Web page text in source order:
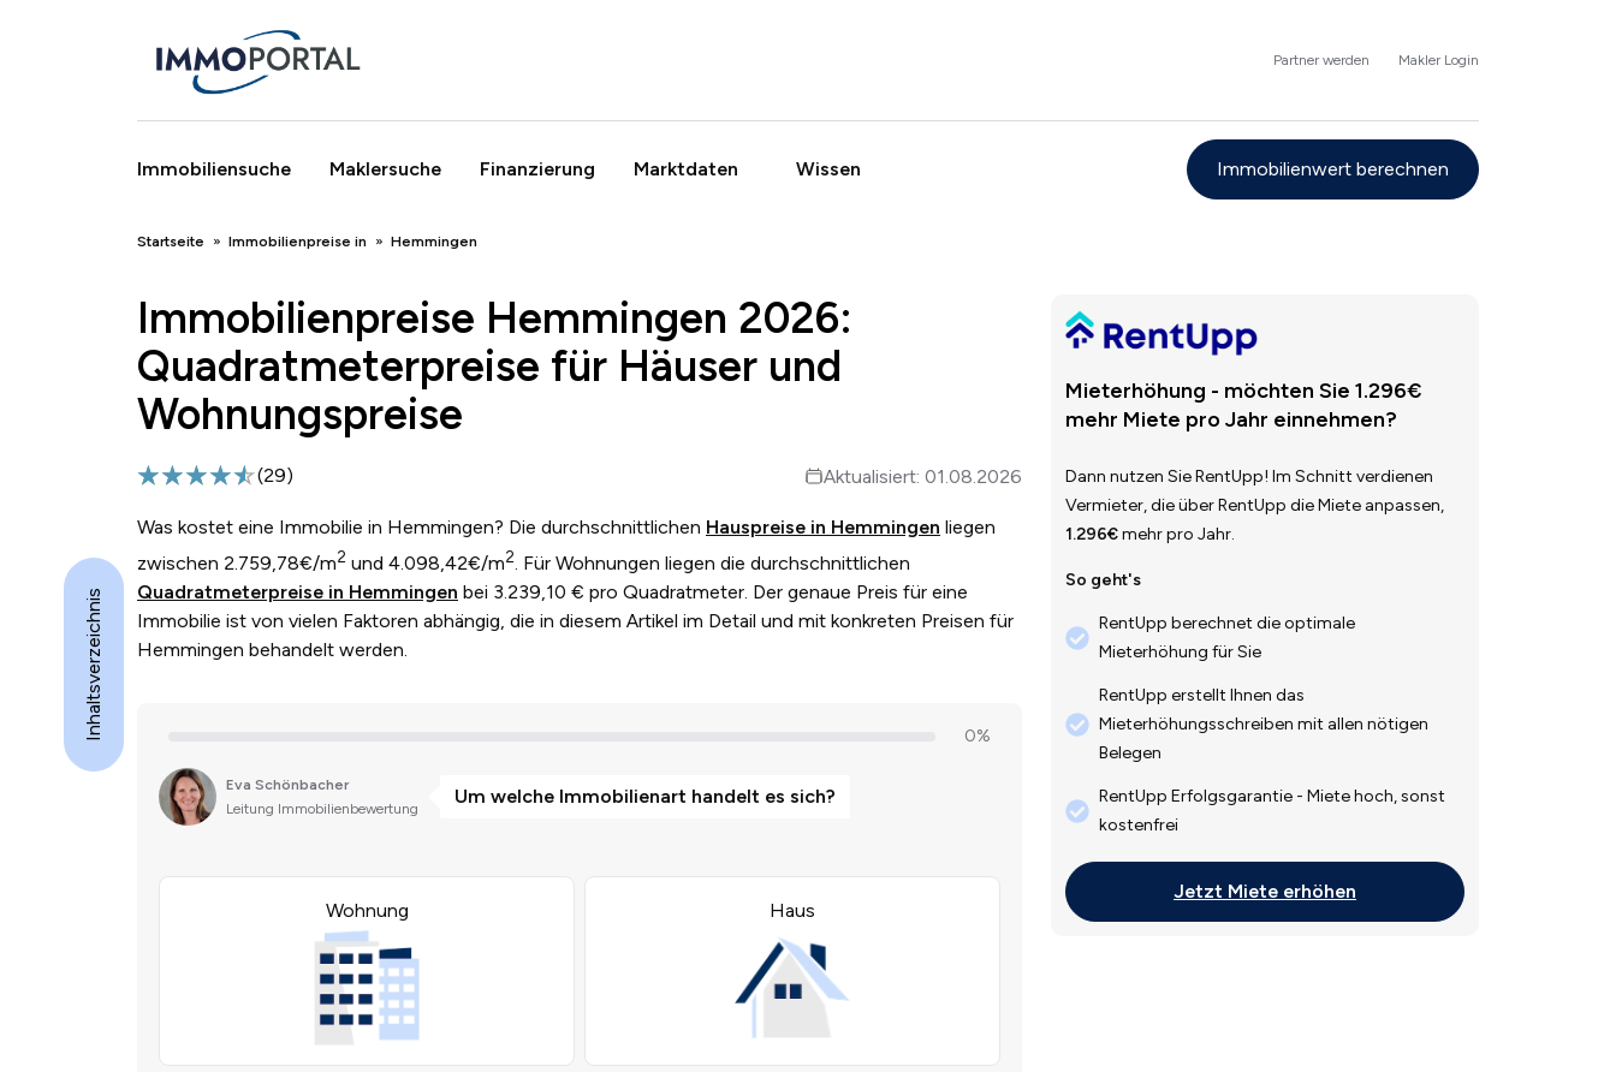
Partner werden Makler Login
Immobiliensuche Maklersuche Finanzierung Marktdaten Wissen Immobilienwert berechnen
Breadcrumb
Startseite Immobilienpreise in Hemmingen
Immobilienpreise Hemmingen 2026:
Quadratmeterpreise für Häuser und
Wohnungspreise
(29) Aktualisiert: 01.08.2026
Was kostet eine Immobilie in Hemmingen? Die durchschnittlichen Hauspreise in Hemmingen liegen
zwischen 2.759,78€/m2 und 4.098,42€/m2. Für Wohnungen liegen die durchschnittlichen
Quadratmeterpreise in Hemmingen bei 3.239,10 € pro Quadratmeter. Der genaue Preis für eine
Immobilie ist von vielen Faktoren abhängig, die in diesem Artikel im Detail und mit konkreten Preisen für
Hemmingen behandelt werden.
Mieterhöhung - möchten Sie 1.296€
mehr Miete pro Jahr einnehmen?
Dann nutzen Sie RentUpp! Im Schnitt verdienen
Vermieter, die über RentUpp die Miete anpassen,
1.296€mehr pro Jahr.
So geht's
RentUpp berechnet die optimale
Mieterhöhung für Sie
RentUpp erstellt Ihnen das
Mieterhöhungsschreiben mit allen nötigen
Belegen
RentUpp Erfolgsgarantie - Miete hoch, sonst
kostenfrei
Jetzt Miete erhöhen
Inhaltsverzeichnis